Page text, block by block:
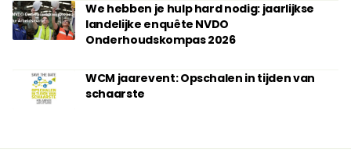
We hebben je hulp hard nodig: jaarlijkse
landelijke enquête NVDO
Onderhoudskompas 2026
WCM jaarevent: Opschalen in tijden van
schaarste